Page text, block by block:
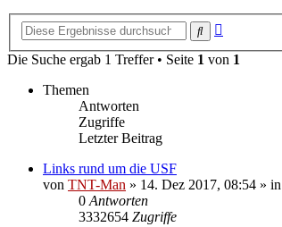
Suche
Die Suche ergab 1 Treffer • Seite 1 von 1
Themen
Antworten
Zugriffe
Letzter Beitrag
Links rund um die USF
von TNT-Man » 14. Dez 2017, 08:54 » in
0Antworten
3332654 Zugriffe